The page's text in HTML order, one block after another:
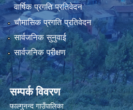
वार्षिक प्रगति प्रतिवेदन
चौमासिक प्रगति प्रतिवेदन
सार्वजनिक सुनुवाई
सार्वजनिक परीक्षण
सम्पर्क विवरण
फाल्गुनन्द गाउँपालिका